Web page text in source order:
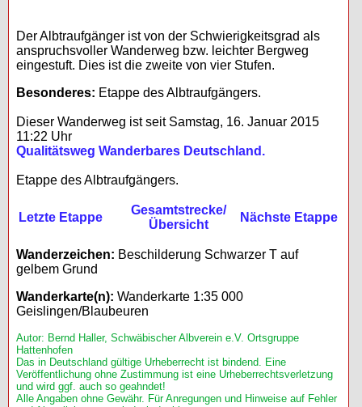
Der Albtraufgänger ist von der Schwierigkeitsgrad als
anspruchsvoller Wanderweg bzw. leichter Bergweg
eingestuft. Dies ist die zweite von vier Stufen.
Besonderes: Etappe des Albtraufgängers.
Dieser Wanderweg ist seit Samstag, 16. Januar 2015
11:22 Uhr
Qualitätsweg Wanderbares Deutschland.
Etappe des Albtraufgängers.
Letzte Etappe
Gesamtstrecke/
Übersicht
Nächste Etappe
Wanderzeichen: Beschilderung Schwarzer T auf
gelbem Grund
Wanderkarte(n): Wanderkarte 1:35 000
Geislingen/Blaubeuren
Autor: Bernd Haller, Schwäbischer Albverein e.V. Ortsgruppe
Hattenhofen
Das in Deutschland gültige Urheberrecht ist bindend. Eine
Veröffentlichung ohne Zustimmung ist eine Urheberrechtsverletzung
und wird ggf. auch so geahndet!
Alle Angaben ohne Gewähr. Für Anregungen und Hinweise auf Fehler